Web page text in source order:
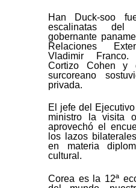
Han Duck-soo
escalinatas
gobernante
Relaciones
Vladimir
Cortizo Cohen y
surcoreano
privada.
El jefe del
ministro la visita
aprovechó el
los lazos
en materia
cultural.
Corea es la 12ª